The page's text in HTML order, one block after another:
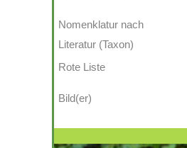
Nomenklatur nach
Literatur (Taxon)
Rote Liste
Bild(er)